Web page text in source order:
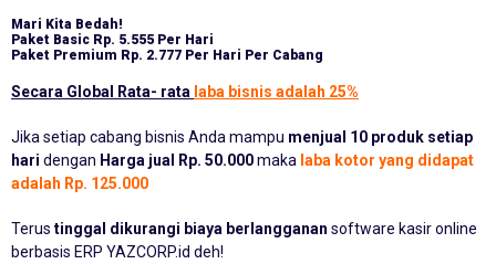
Mari Kita Bedah!
Paket Basic Rp. 5.555 Per Hari
Paket Premium Rp. 2.777 Per Hari Per Cabang
Secara Global Rata- rata laba bisnis adalah 25%
Jika setiap cabang bisnis Anda mampu menjual 10 produk setiap
hari dengan Harga jual Rp. 50.000maka laba kotor yang didapat
adalah Rp. 125.000
Terus tinggal dikurangi biaya berlangganan software kasir online
berbasis ERP YAZCORP.id deh!